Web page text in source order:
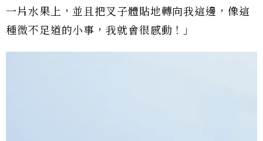
一片水果上，並且把叉子體貼地轉向我這邊，像這
種微不足道的小事，我就會很感動！」